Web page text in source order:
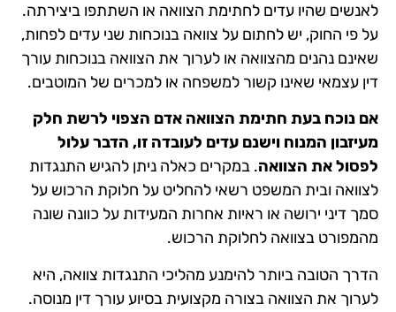
לאנשים שהיו עדים לחתימת הצוואה או השתתפו ביצירתה.
על פי החוק, יש לחתום על צוואה בנוכחות שני עדים לפחות,
שאינם נהנים מהצוואה או לערוך את הצוואה בנוכחות עורך
דין עצמאי שאינו קשור למשפחה או למכרים של המוטבים.
אם נוכח בעת חתימת הצוואה אדם הצפוי לרשת חלק
מעיזבון המנוח וישנם עדים לעובדה זו, הדבר עלול
לפסול את הצוואה. במקרים כאלה ניתן להגיש התנגדות
לצוואה ובית המשפט רשאי להחליט על חלוקת הרכוש על
סמך דיני ירושה או ראיות אחרות המעידות על כוונה שונה
מהמפורט בצוואה לחלוקת הרכוש.
הדרך הטובה ביותר להימנע מהליכי התנגדות צוואה, היא
לערוך את הצוואה בצורה מקצועית בסיוע עורך דין מנוסה.